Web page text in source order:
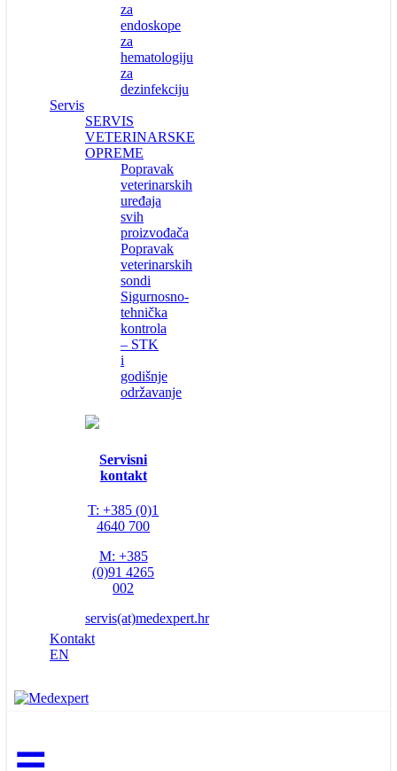
za
endoskope
za
hematologiju
za
dezinfekciju
Servis
SERVIS
VETERINARSKE
OPREME
Popravak
veterinarskih
uređaja
svih
proizvođača
Popravak
veterinarskih
sondi
Sigurnosno-
tehnička
kontrola
– STK
i
godišnje
održavanje
Servisni
kontakt
T: +385 (0)1
4640 700
M: +385
(0)91 4265
002
servis(at)medexpert.hr
Kontakt
EN